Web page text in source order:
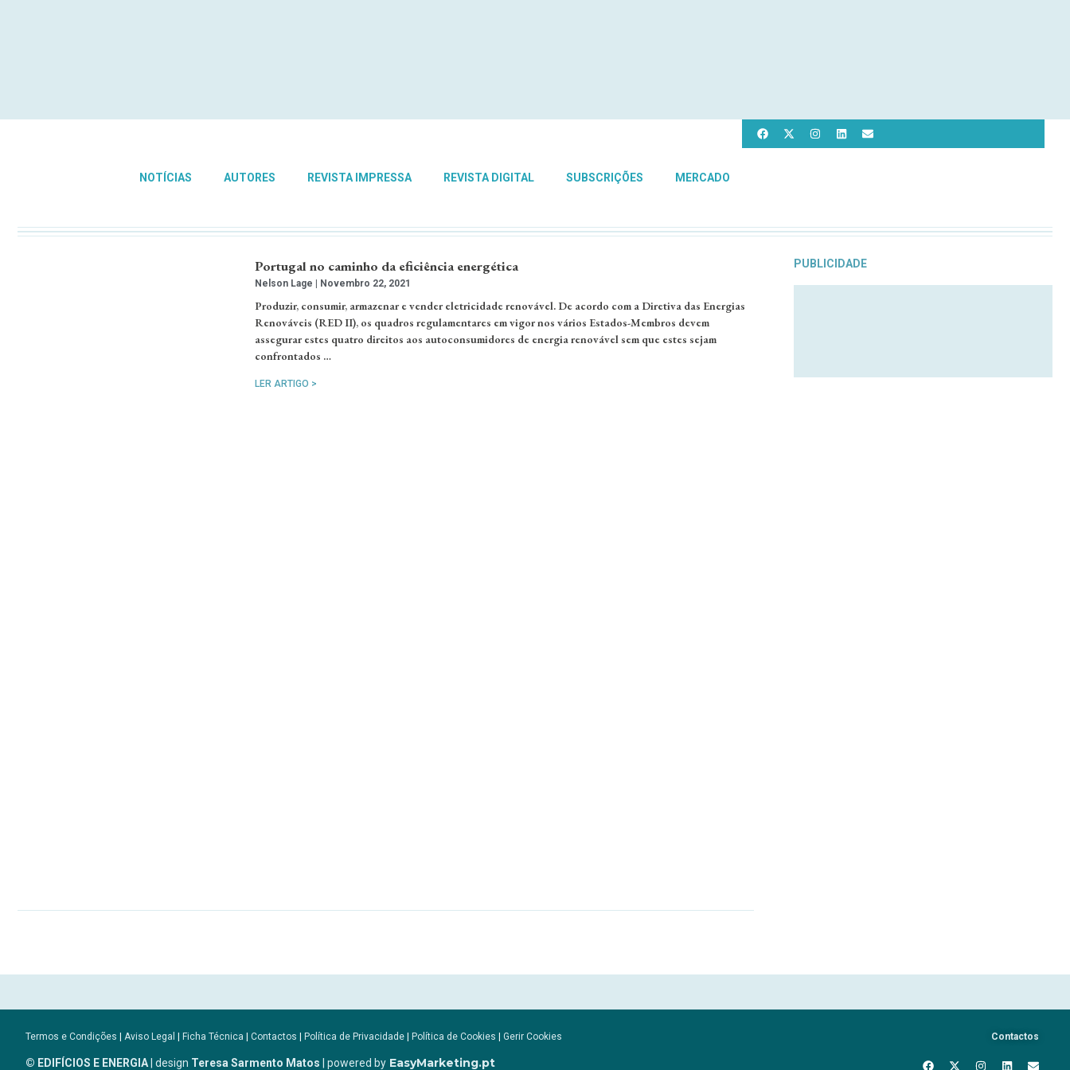
NOTÍCIAS AUTORES REVISTA IMPRESSA REVISTA DIGITAL SUBSCRIÇÕES MERCADO
Portugal no caminho da eficiência energética
Nelson Lage Novembro 22, 2021
Produzir, consumir, armazenar e vender eletricidade renovável. De acordo com a Diretiva das Energias
Renováveis (RED II), os quadros regulamentares em vigor nos vários Estados-Membros devem
assegurar estes quatro direitos aos autoconsumidores de energia renovável sem que estes sejam
confrontados …
LER ARTIGO >
PUBLICIDADE
Termos e Condições | Aviso Legal | Ficha Técnica | Contactos | Política de Privacidade | Política de Cookies | Gerir Cookies
© EDIFÍCIOS E ENERGIA| design Teresa Sarmento Matos | powered by EasyMarketing.pt
Contactos